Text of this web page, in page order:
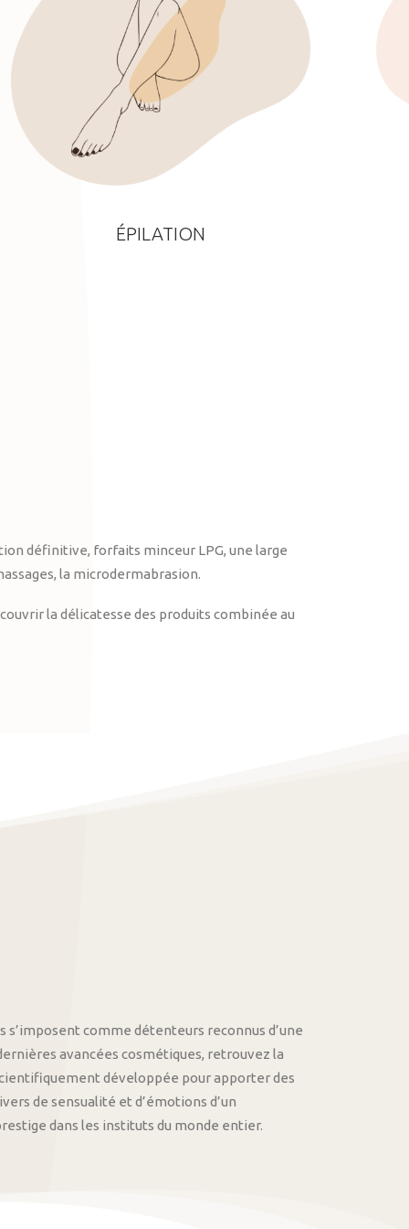
ÉPILATION
définitive, forfaits minceur LPG, une large
la microdermabrasion.
la délicatesse des produits combinée au
s’imposent comme détenteurs reconnus d’une
avancées cosmétiques, retrouvez la
développée pour apporter des
de sensualité et d’émotions d’un
dans les instituts du monde entier.